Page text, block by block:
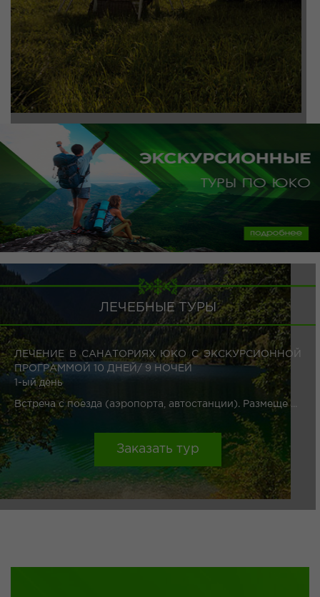
ЛЕЧЕБНЫЕ ТУРЫ
ЛЕЧЕНИЕ В САНАТОРИЯХ ЮКО С ЭКСКУРСИОННОЙ
ПРОГРАММОЙ 10 ДНЕЙ/ 9 НОЧЕЙ
1-ый день
Встреча с поезда (аэропорта, автостанции). Размеще ...
Заказать тур